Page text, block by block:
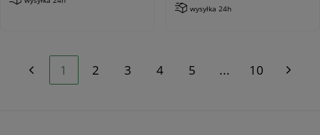
wysyłka 24h
1 2 3 4 5 ... 10